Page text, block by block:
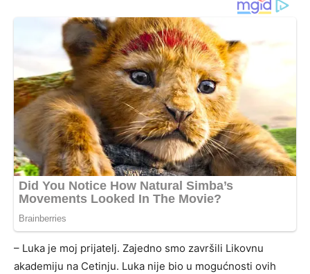
– Luka je moj prijatelj. Zajedno smo završili Likovnu
akademiju na Cetinju. Luka nije bio u mogućnosti ovih